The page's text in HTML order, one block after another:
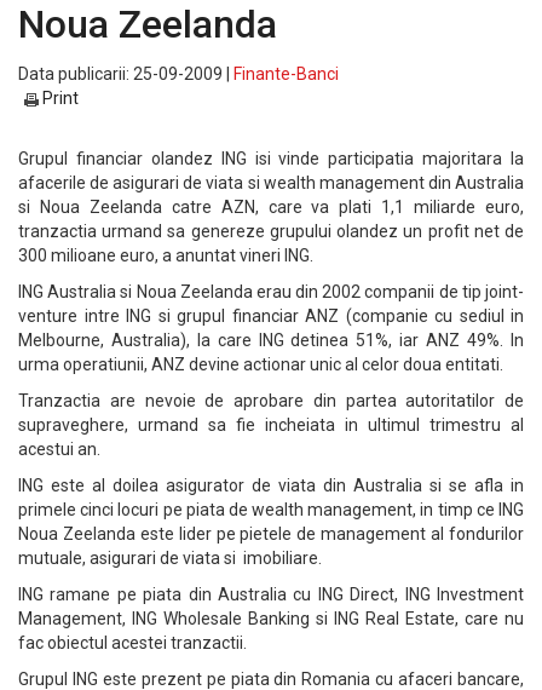
Noua Zeelanda
Data publicarii: 25-09-2009 |
Finante-Banci
Print
Grupul financiar olandez ING isi vinde participatia majoritara la
afacerile de asigurari de viata si wealth management din Australia
si Noua Zeelanda catre AZN, care va plati 1,1 miliarde euro,
tranzactia urmand sa genereze grupului olandez un profit net de
300 milioane euro, a anuntat vineri ING.
ING Australia si Noua Zeelanda erau din 2002 companii de tip joint-
venture intre ING si grupul financiar ANZ (companie cu sediul in
Melbourne, Australia), la care ING detinea 51%, iar ANZ 49%. In
urma operatiunii, ANZ devine actionar unic al celor doua entitati.
Tranzactia are nevoie de aprobare din partea autoritatilor de
supraveghere, urmand sa fie incheiata in ultimul trimestru al
acestui an.
ING este al doilea asigurator de viata din Australia si se afla in
primele cinci locuri pe piata de wealth management, in timp ce ING
Noua Zeelanda este lider pe pietele de management al fondurilor
mutuale, asigurari de viata si imobiliare.
ING ramane pe piata din Australia cu ING Direct, ING Investment
Management, ING Wholesale Banking si ING Real Estate, care nu
fac obiectul acestei tranzactii.
Grupul ING este prezent pe piata din Romania cu afaceri bancare,